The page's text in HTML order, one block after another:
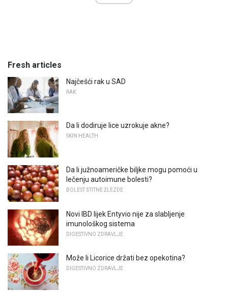
Fresh articles
Najčešći rak u SAD
RAK
Da li dodiruje lice uzrokuje akne?
SKIN HEALTH
Da li južnoameričke biljke mogu pomoći u
lečenju autoimune bolesti?
BOLEST ŠTITNE ŽLEZDE
Novi IBD lijek Entyvio nije za slabljenje
imunološkog sistema
DIGESTIVNO ZDRAVLJE
Može li Licorice držati bez opekotina?
DIGESTIVNO ZDRAVLJE